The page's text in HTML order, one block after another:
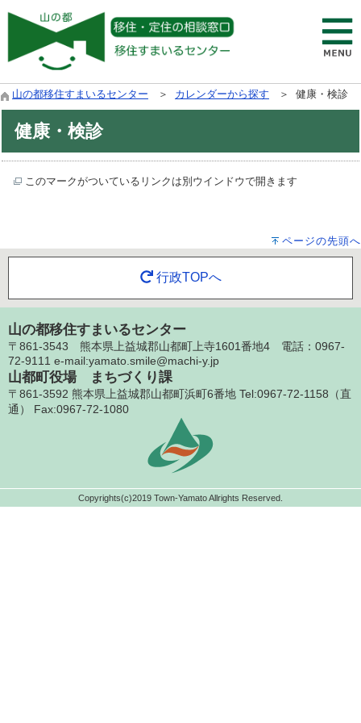
山の都移住すまいるセンター ＞ カレンダーから探す ＞ 健康・検診
健康・検診
このマークがついているリンクは別ウインドウで開きます
ページの先頭へ
行政TOPへ
山の都移住すまいるセンター
〒861-3543 熊本県上益城郡山都町上寺1601番地4 電話：0967-
72-9111 e-mail:yamato.smile@machi-y.jp
山都町役場 まちづくり課
〒861-3592 熊本県上益城郡山都町浜町6番地 Tel:0967-72-1158（直
通） Fax:0967-72-1080
Copyrights(c)2019 Town-Yamato Allrights Reserved.